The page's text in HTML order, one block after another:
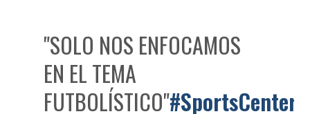
"SOLO NOS ENFOCAMOS
EN EL TEMA
FUTBOLÍSTICO"#SportsCenter